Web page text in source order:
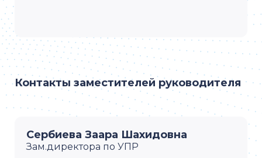
Контакты заместителей руководителя
Сербиева Заара Шахидовна
Зам.директора по УПР